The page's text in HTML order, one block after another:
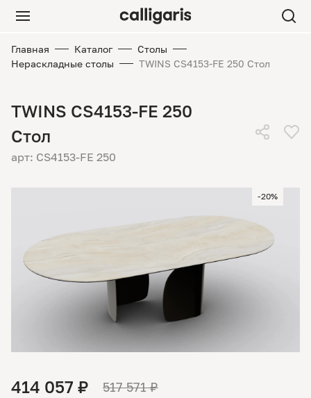
Главная Каталог
Столы
Нераскладные столы
TWINS CS4153-FE 250 Стол
TWINS CS4153-FE 250
Стол
арт: CS4153-FE 250
-20%
414 057 ₽ 517 571 ₽